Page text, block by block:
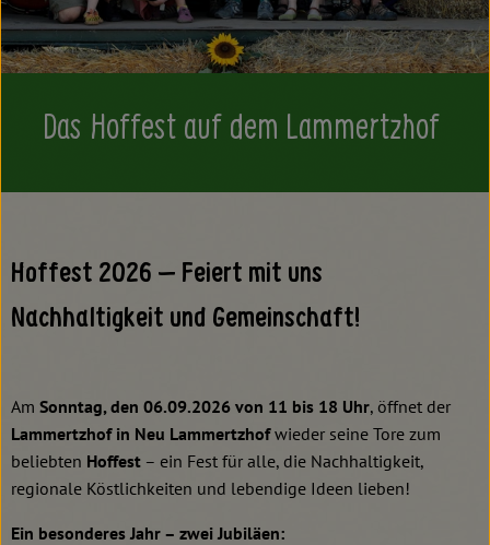
Kochen & Backen
Süß & Pikant
Über uns
Aktuelles
Das Hoffest auf dem Lammertzhof
Hoffest 2026 – Feiert mit uns
Nachhaltigkeit und Gemeinschaft!
Am Sonntag, den 06.09.2026 von 11 bis 18 Uhr, öffnet der
Lammertzhof in Neu Lammertzhofwieder seine Tore zum
beliebten Hoffest – ein Fest für alle, die Nachhaltigkeit,
regionale Köstlichkeiten und lebendige Ideen lieben!
Ein besonderes Jahr – zwei Jubiläen: